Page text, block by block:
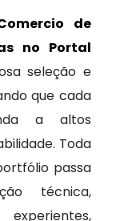
de
no Portal
seleção e
que cada
a altos
Toda
passa
técnica,